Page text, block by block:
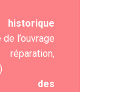
l’ouvrage
des